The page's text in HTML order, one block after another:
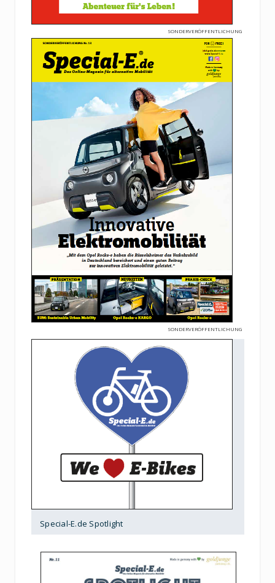
SONDERVERÖFFENTLICHUNG
SONDERVERÖFFENTLICHUNG
Special-E.de Spotlight